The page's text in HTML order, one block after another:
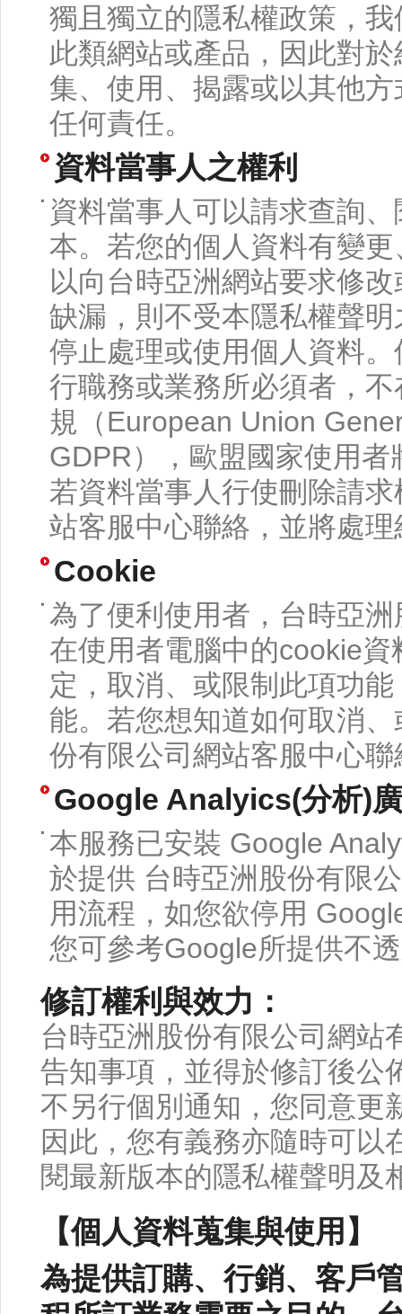
獨且獨立的隱私權政策，
此類網站或產品，因此對
集、使用、揭露或以其他
任何責任。
資料當事人之權利
資料當事人可以請求查詢
本。若您的個人資料有變
以向台時亞洲網站要求修
缺漏，則不受本隱私權聲
停止處理或使用個人資料
行職務或業務所必須者，
規（European Union
GDPR），歐盟國家使用
若資料當事人行使刪除請
站客服中心聯絡，並將處
Cookie
為了便利使用者，台時亞
在使用者電腦中的cookie
定，取消、或限制此項功
能。若您想知道如何取消
份有限公司網站客服中心聯
Google Analyics(分析)
本服務已安裝 Google
於提供 台時亞洲股份有限
用流程，如您欲停用
您可參考Google所提供不
修訂權利與效力：
台時亞洲股份有限公司網站
告知事項，並得於修訂後公
不另行個別通知，您同意更
因此，您有義務亦隨時可以
閱最新版本的隱私權聲明及
【個人資料蒐集與使用】
為提供訂購、行銷、客戶